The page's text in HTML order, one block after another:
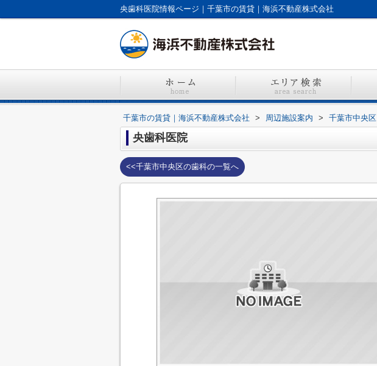
央歯科医院情報ページ｜千葉市の賃貸｜海浜不動産株式会社
千葉市の賃貸｜海浜不動産株式会社 > 周辺施設案内 > 千葉市中央区
央歯科医院
<<千葉市中央区の歯科の一覧へ